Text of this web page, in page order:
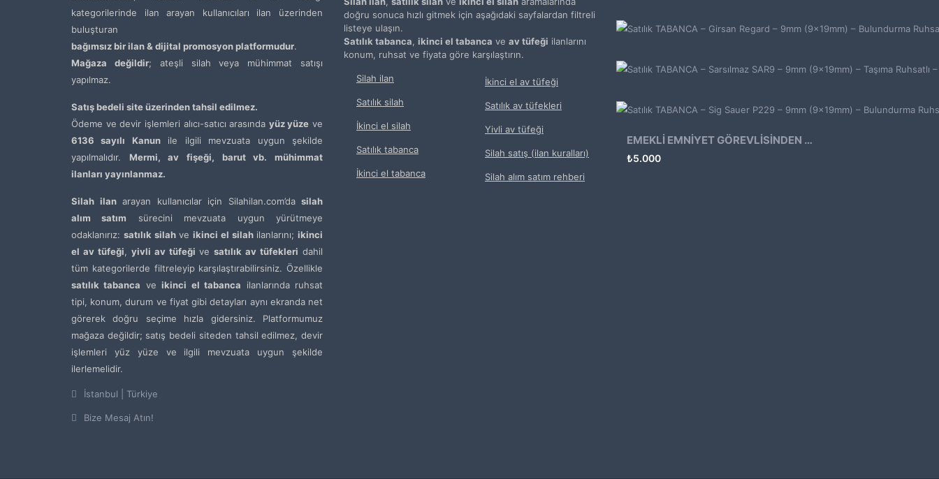
kategorilerinde ilan arayan kullanıcıları ilan üzerinden
buluşturan
bağımsız bir ilan & dijital promosyon platformudur.
Mağaza değildir; ateşli silah veya mühimmat satışı
yapılmaz.
Satış bedeli site üzerinden tahsil edilmez.
Ödeme ve devir işlemleri alıcı-satıcı arasında yüz yüze ve
6136 sayılı Kanunile ilgili mevzuata uygun şekilde
yapılmalıdır. Mermi, av fişeği, barut vb. mühimmat
ilanları yayınlanmaz.
Silah ilanarayan kullanıcılar için Silahilan.com’da silah
alım satım sürecini mevzuata uygun yürütmeye
odaklanırız: satılık silahve ikinci el silahilanlarını; ikinci
el av tüfeği, yivli av tüfeği vesatılık av tüfekleri dahil
tüm kategorilerde filtreleyip karşılaştırabilirsiniz. Özellikle
satılık tabanca veikinci el tabanca ilanlarında ruhsat
tipi, konum, durum ve fiyat gibi detayları aynı ekranda net
görerek doğru seçime hızla gidersiniz. Platformumuz
mağaza değildir; satış bedeli siteden tahsil edilmez, devir
işlemleri yüz yüze ve ilgili mevzuata uygun şekilde
ilerlemelidir.
İstanbul | Türkiye
Bize Mesaj Atın!
doğru sonuca hızlı gitmek için aşağıdaki sayfalardan filtreli
listeye ulaşın.
Satılık tabanca ikinci el tabanca ve av tüfeği ilanlarını
konum, ruhsat ve fiyata göre karşılaştırın.
Silah ilan
Satılık silah
İkinci el silah
Satılık tabanca
İkinci el tabanca
İkinci el av tüfeği
Satılık av tüfekleri
Yivli av tüfeği
Silah satış (ilan kuralları)
Silah alım satım rehberi
EMEKLİ EMNİYET GÖREVLİSİNDEN ATMACA 53 KLASİK14
₺5.000